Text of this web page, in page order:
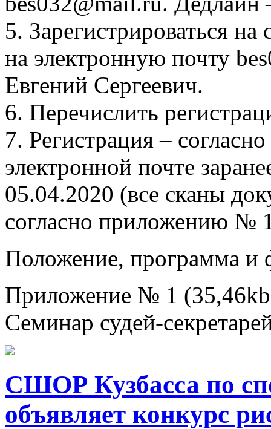
5. Зарегистрироваться
на электронную почту
Евгений Сергеевич.
6. Перечислить
7. Регистрация –
электронной почте
05.04.2020 (все сканы
согласно приложению №
Положение, программа и
Приложение № 1
Семинар судей-
СШОР Кузбасса по
объявляет конкурс